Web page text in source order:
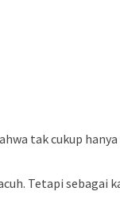
tak cukup
Tetapi